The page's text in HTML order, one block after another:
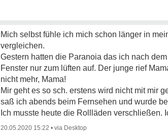
Mich selbst fühle ich mich schon länger in
vergleichen.
Gestern hatten die Paranoia das ich nach
Fenster nur zum lüften auf. Der junge rief
nicht mehr, Mama!
Mir geht es so sch. erstens wird nicht mit mir
saß ich abends beim Fernsehen und wurde
Ich musste heute die Rollläden verschließen.
20.05.2020 15:22 •